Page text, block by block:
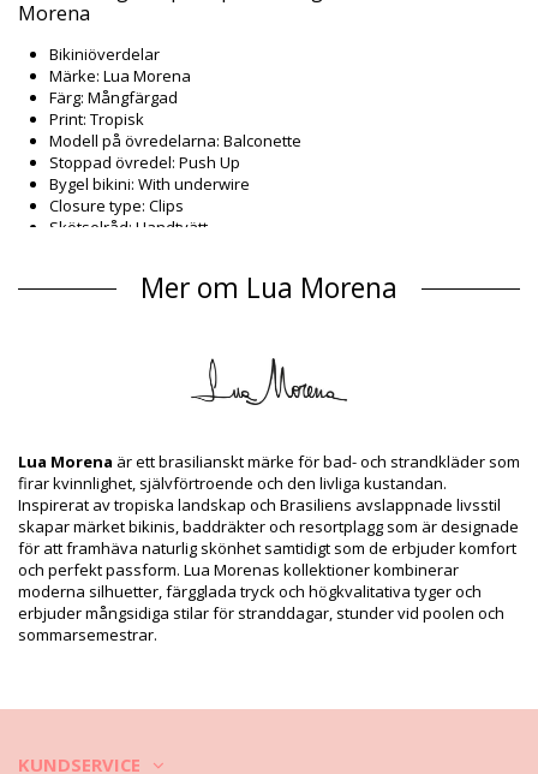
Morena
Bikiniöverdelar
Märke: Lua Morena
Färg: Mångfärgad
Print: Tropisk
Modell på övredelarna: Balconette
Stoppad övredel: Push Up
Bygel bikini: With underwire
Closure type: Clips
Skötselråd: Handtvätt
Bikiniöverdelar Mångfärgad Lua Morena
Sammansättning: 83% Polyamide, 17% Elastane
Foder: 88% Polyamide, 12% Elastane
Avdelning: Dam, Bikiniöverdelar
Paketet innehåller: 1 x Bikiniöverdelar (Övriga accessoarer
ingår inte)
HS CODE: 6112.41.0010
SKU: 1981123107
EAN: XS (7899818613310), S (7899818613327), M (7899670727187),
L (7899670727255), XL (7899670727323), XXL (7899670727392)
Leverantörsreferens: 10851035
Vikt: 55g / 0.12lb / 1.94oz
Tvätt & skötselanvisningar
Larga Santarem
Mer om Lua Morena
Lua Morena är ett brasilianskt märke för bad- och strandkläder som
firar kvinnlighet, självförtroende och den livliga kustandan.
Inspirerat av tropiska landskap och Brasiliens avslappnade livsstil
skapar märket bikinis, baddräkter och resortplagg som är designade
för att framhäva naturlig skönhet samtidigt som de erbjuder komfort
och perfekt passform. Lua Morenas kollektioner kombinerar
moderna silhuetter, färgglada tryck och högkvalitativa tyger och
erbjuder mångsidiga stilar för stranddagar, stunder vid poolen och
sommarsemestrar.
KUNDSERVICE